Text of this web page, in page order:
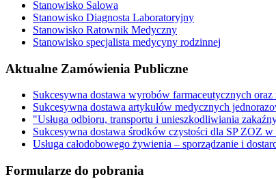
Stanowisko Salowa
Stanowisko Diagnosta Laboratoryjny
Stanowisko Ratownik Medyczny
Stanowisko specjalista medycyny rodzinnej
Aktualne Zamówienia Publiczne
Sukcesywna dostawa wyrobów farmaceutycznych
Sukcesywna dostawa artykułów medycznych
"Usługa odbioru, transportu i unieszkodliwiania
Sukcesywna dostawa środków czystości dla SP ZOZ
Usługa całodobowego żywienia – sporządzanie i
Formularze do pobrania